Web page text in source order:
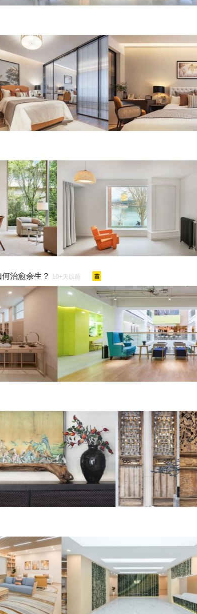
治愈余生？ 10+天以前